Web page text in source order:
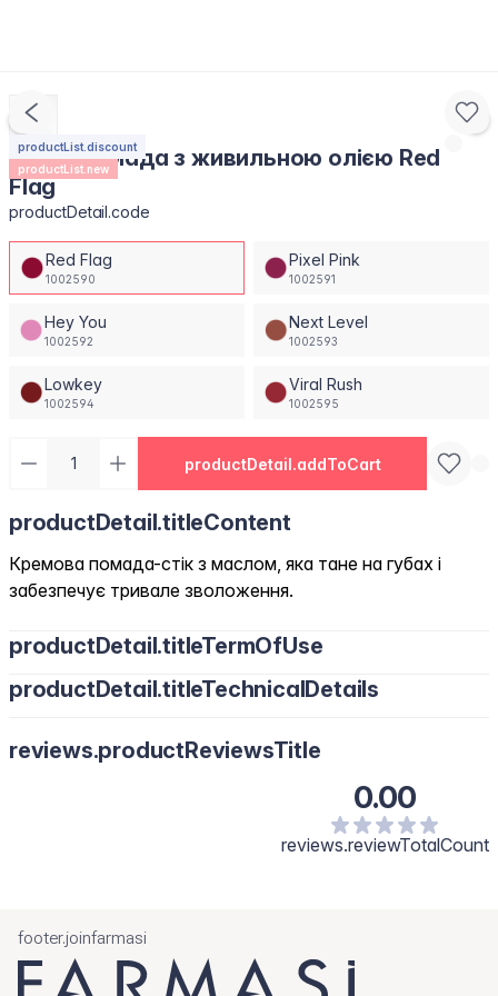
productList.discount
productList.new
Губна помада з живильною олією Red
Flag
productDetail.code
Red Flag
1002590
Pixel Pink
1002591
Hey You
1002592
Next Level
1002593
Lowkey
1002594
Viral Rush
1002595
productDetail.addToCart
productDetail.titleContent
Кремова помада-стік з маслом, яка тане на губах і
забезпечує тривале зволоження.
productDetail.titleTermOfUse
Натисніть кнопку біля основи, щоб видати невелику кількість
Нанесіть безпосередньо на чисті губи та рівномірно
розподіліть.
Для першого використання натисніть кнопку кілька разів,
productDetail.titleTechnicalDetails
reviews.productReviewsTitle
0.00
reviews.reviewTotalCount
footer.joinfarmasi